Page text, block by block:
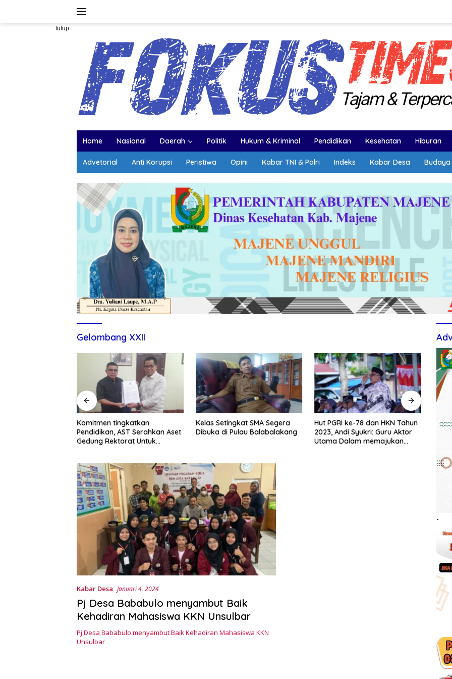
tutup
Home Nasional Daerah Politik Hukum & Kriminal Pendidikan Kesehatan Hiburan
Advetorial Anti Korupsi Peristiwa Opini Kabar TNI & Polri Indeks Kabar Desa Budaya
Gelombang XXII
Komitmen tingkatkan
Pendidikan, AST Serahkan Aset
Gedung Rektorat Untuk
Kelas Setingkat SMA Segera
Dibuka di Pulau Balabalakang
Hut PGRI ke-78 dan HKN Tahun
2023, Andi Syukri: Guru Aktor
Utama Dalam memajukan
Kabar Desa Januari 4, 2024
Pj Desa Bababulo menyambut Baik
Kehadiran Mahasiswa KKN Unsulbar
Pj Desa Bababulo menyambut Baik Kehadiran Mahasiswa KKN
Unsulbar
-